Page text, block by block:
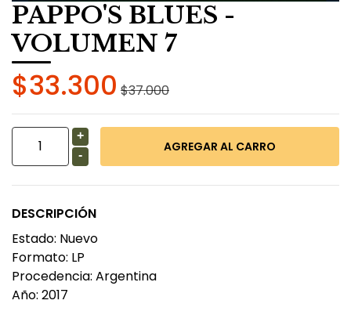
PAPPO'S BLUES -
VOLUMEN 7
$33.300 $37.000
+
-
DESCRIPCIÓN
Estado: Nuevo
Formato: LP
Procedencia: Argentina
Año: 2017